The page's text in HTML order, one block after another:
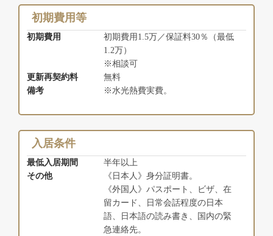
初期費用等
初期費用
初期費用1.5万／保証料30％（最低
1.2万）
※相談可
更新再契約料
無料
備考
※水光熱費実費。
入居条件
最低入居期間
半年以上
その他
《日本人》身分証明書。
《外国人》パスポート、ビザ、在
留カード、日常会話程度の日本
語、日本語の読み書き、国内の緊
急連絡先。